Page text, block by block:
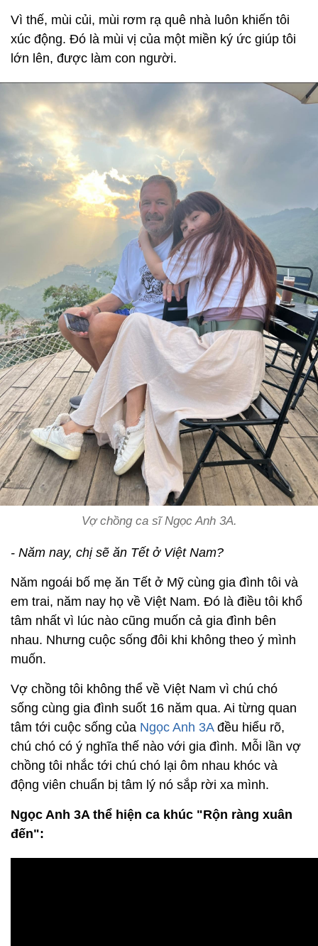
Vì thế, mùi củi, mùi rơm rạ quê nhà luôn khiến tôi
xúc động. Đó là mùi vị của một miền ký ức giúp tôi
lớn lên, được làm con người.
Vợ chồng ca sĩ Ngọc Anh 3A.
- Năm nay, chị sẽ ăn Tết ở Việt Nam?
Năm ngoái bố mẹ ăn Tết ở Mỹ cùng gia đình tôi và
em trai, năm nay họ về Việt Nam. Đó là điều tôi khổ
tâm nhất vì lúc nào cũng muốn cả gia đình bên
nhau. Nhưng cuộc sống đôi khi không theo ý mình
muốn.
Vợ chồng tôi không thể về Việt Nam vì chú chó
sống cùng gia đình suốt 16 năm qua. Ai từng quan
tâm tới cuộc sống của Ngọc Anh 3Ađều hiểu rõ,
chú chó có ý nghĩa thế nào với gia đình. Mỗi lần vợ
chồng tôi nhắc tới chú chó lại ôm nhau khóc và
động viên chuẩn bị tâm lý nó sắp rời xa mình.
Ngọc Anh 3A thể hiện ca khúc "Rộn ràng xuân
đến":